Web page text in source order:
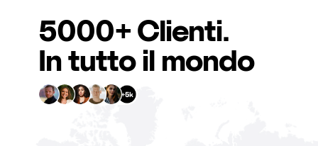
5000+ Clienti.
In tutto il mondo